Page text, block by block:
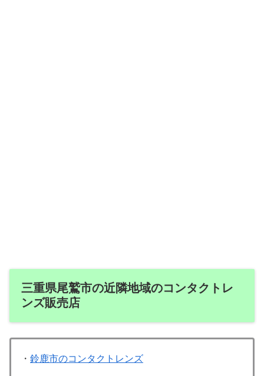
三重県尾鷲市の近隣地域のコンタクトレ
ンズ販売店
・ 鈴鹿市のコンタクトレンズ